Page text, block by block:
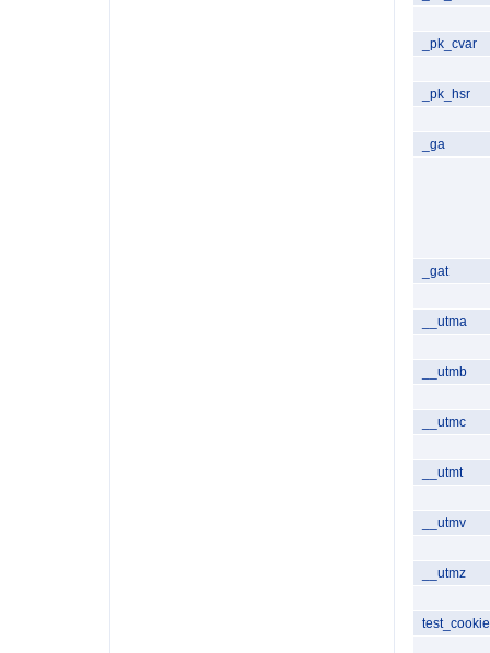
_pk_cvar
_pk_hsr
_ga
_gat
__utma
__utmb
__utmc
__utmt
__utmv
__utmz
test_cookie